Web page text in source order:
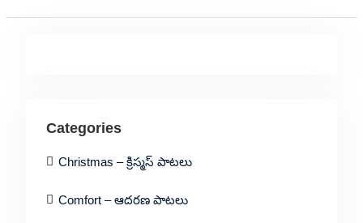
Categories
Christmas – క్రిస్మస్ పాటలు
Comfort – ఆదరణ పాటలు